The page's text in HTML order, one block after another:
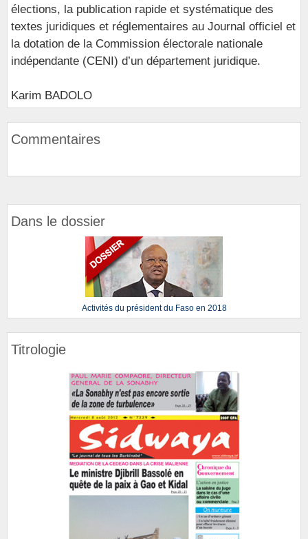
élections, la publication rapide et systématique des
textes juridiques et réglementaires au Journal officiel et
la dotation de la Commission électorale nationale
indépendante (CENI) d’un département juridique.
Karim BADOLO
Commentaires
Dans le dossier
Activités du président du Faso en 2018
Titrologie